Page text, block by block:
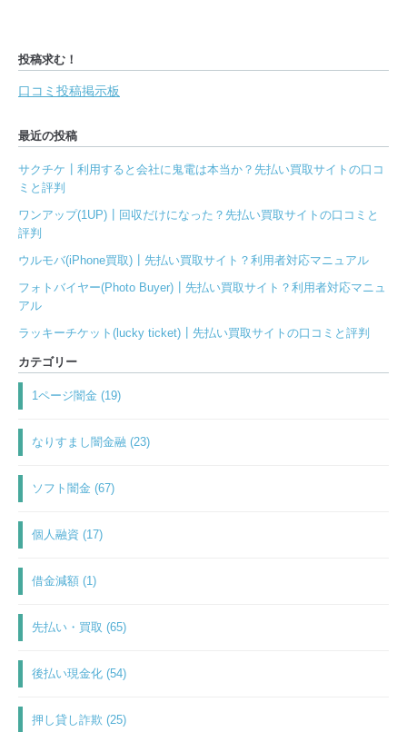
投稿求む！
口コミ投稿掲示板
最近の投稿
サクチケ┃利用すると会社に鬼電は本当か？先払い買取サイトの口コ
ミと評判
ワンアップ(1UP)┃回収だけになった？先払い買取サイトの口コミと
評判
ウルモバ(iPhone買取)┃先払い買取サイト？利用者対応マニュアル
フォトバイヤー(Photo Buyer)┃先払い買取サイト？利用者対応マニュ
アル
ラッキーチケット(lucky ticket)┃先払い買取サイトの口コミと評判
カテゴリー
1ページ闇金 (19)
なりすまし闇金融 (23)
ソフト闇金 (67)
個人融資 (17)
借金減額 (1)
先払い・買取 (65)
後払い現金化 (54)
押し貸し詐欺 (25)